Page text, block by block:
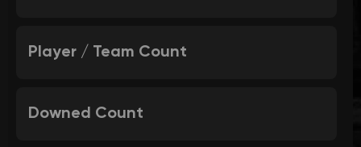
Player / Team Count
Downed Count